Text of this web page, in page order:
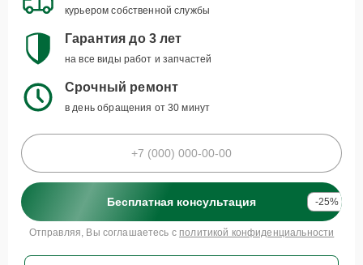
курьером собственной службы
Гарантия до 3 лет
на все виды работ и запчастей
Срочный ремонт
в день обращения от 30 минут
Бесплатная консультация -25%
Отправляя, Вы соглашаетесь с политикой конфиденциальности